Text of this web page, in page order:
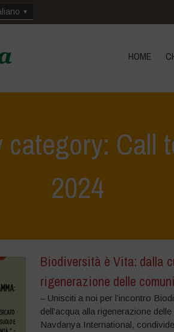
HOME
category: Call
2024
Biodiversità è Vita: dalla
rigenerazione delle
– Unisciti a noi per l’incontro
dell’acqua alla rigenerazione
Navdanya International,